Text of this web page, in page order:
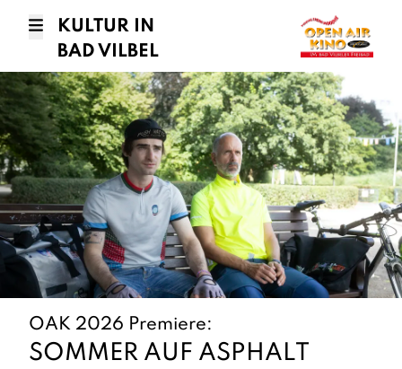
KULTUR IN
BAD VILBEL
OAK 2026 Premiere:
SOMMER AUF ASPHALT